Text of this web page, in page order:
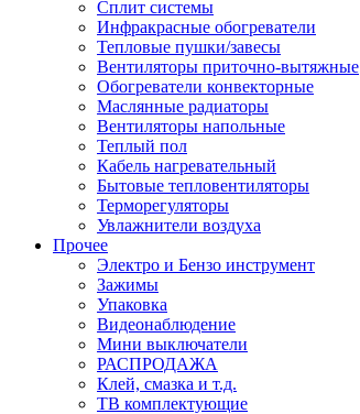
Сплит системы
Инфракрасные обогреватели
Тепловые пушки/завесы
Вентиляторы приточно-вытяжные
Обогреватели конвекторные
Маслянные радиаторы
Вентиляторы напольные
Теплый пол
Кабель нагревательный
Бытовые тепловентиляторы
Терморегуляторы
Увлажнители воздуха
Прочее
Электро и Бензо инструмент
Зажимы
Упаковка
Видеонаблюдение
Мини выключатели
РАСПРОДАЖА
Клей, смазка и т.д.
ТВ комплектующие